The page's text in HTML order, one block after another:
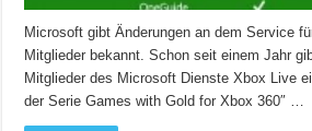
Microsoft gibt Änderungen an dem Service
Mitglieder bekannt. Schon seit einem Jahr
Mitglieder des Microsoft Dienste Xbox Live
der Serie Games with Gold for Xbox 360″ …